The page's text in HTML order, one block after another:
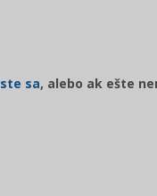
sa, alebo ak ešte